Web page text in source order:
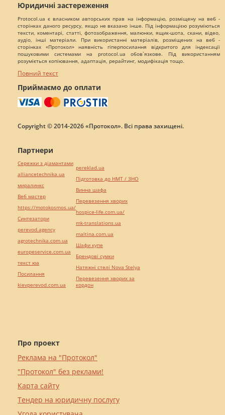
Юридичні застереження
Protocol.ua є власником авторських прав на інформацію, розміщену на веб -
сторінках даного ресурсу, якщо не вказано інше. Під інформацією розуміються
тексти, коментарі, статті, фотозображення, малюнки, ящик-шота, скани, відео,
аудіо, інші матеріали. При використанні матеріалів, розміщених на веб -
сторінках «Протокол» наявність гіперпосилання відкритого для індексації
пошуковими системами на protocol.ua обов`язкове. Під використанням
розуміється копіювання, адаптація, рерайтинг, модифікація тощо.
Повний текст
Приймаємо до оплати
Copyright © 2014-2026 «Протокол». Всі права захищені.
Про проект
Реклама на "Протокол"
"Протокол" без реклами!
Карта сайту
Тендер на юридичну послугу
Партнери
Сережки з діамантами
alliancetechnika.ua
миралинкс
Веб мастер
https://motokosmos.ua/
Синтезатори
perevod.agency
agrotechnika.com.ua
europeservice.com.ua
текст юа
Посилання
kievperevod.com.ua
pereklad.ua
Підготовка до НМТ / ЗНО
Винна шафа
Перевезення хворих
hospice-life.com.ua/
mk-translations.ua
maltina.com.ua
Шафи купе
Брендові сумки
Натяжні стелі Nova Stelya
Перевезення хворих за
кордон